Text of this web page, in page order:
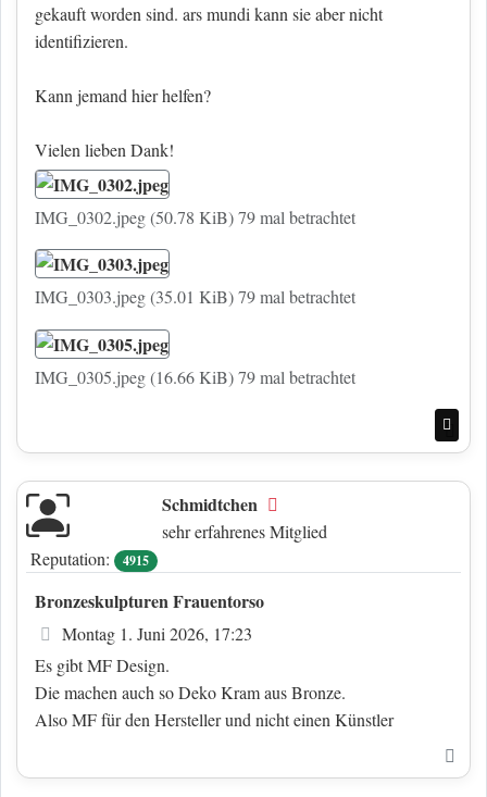
gekauft worden sind. ars mundi kann sie aber nicht
identifizieren.
Kann jemand hier helfen?
Vielen lieben Dank!
IMG_0302.jpeg (50.78 KiB) 79 mal betrachtet
IMG_0303.jpeg (35.01 KiB) 79 mal betrachtet
IMG_0305.jpeg (16.66 KiB) 79 mal betrachtet
Schmidtchen
sehr erfahrenes Mitglied
Reputation:
4915
Bronzeskulpturen Frauentorso
Beitrag
Montag 1. Juni 2026, 17:23
Es gibt MF Design.
Die machen auch so Deko Kram aus Bronze.
Also MF für den Hersteller und nicht einen Künstler